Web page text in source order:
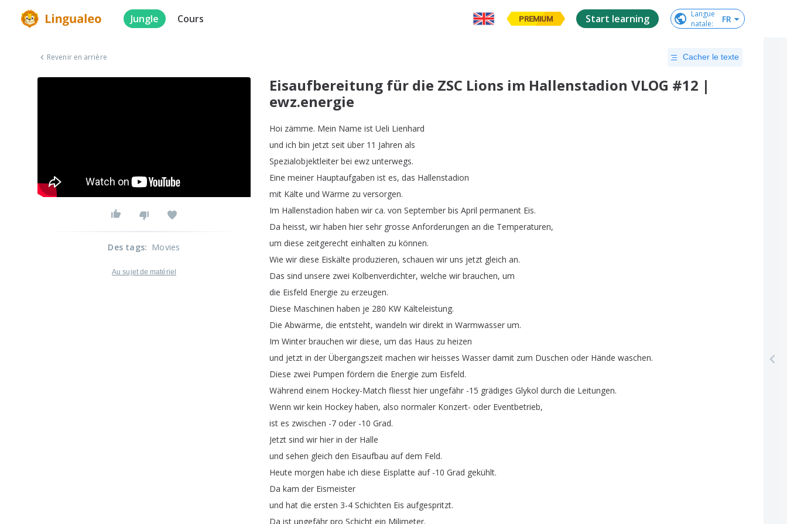
Jungle Cours PREMIUM Start learning
Langue
natale: FR
Revenir en arrière Cacher le texte
Eisaufbereitung für die ZSC Lions im Hallenstadion VLOG #12 |
ewz.energie
Hoi zämme. Mein Name ist Ueli Lienhard
und ich bin jetzt seit über 11 Jahren als
Spezialobjektleiter bei ewz unterwegs.
Eine meiner Hauptaufgaben ist es, das Hallenstadion
mit Kälte und Wärme zu versorgen.
Im Hallenstadion haben wir ca. von September bis April permanent Eis.
Da heisst, wir haben hier sehr grosse Anforderungen an die Temperaturen,
um diese zeitgerecht einhalten zu können.
Wie wir diese Eiskälte produzieren, schauen wir uns jetzt gleich an.
Das sind unsere zwei Kolbenverdichter, welche wir brauchen, um
die Eisfeld Energie zu erzeugen.
Diese Maschinen haben je 280 KW Kälteleistung.
Die Abwärme, die entsteht, wandeln wir direkt in Warmwasser um.
Im Winter brauchen wir diese, um das Haus zu heizen
und jetzt in der Übergangszeit machen wir heisses Wasser damit zum Duschen oder Hände waschen.
Diese zwei Pumpen fördern die Energie zum Eisfeld.
Während einem Hockey-Match fliesst hier ungefähr -15 grädiges Glykol durch die Leitungen.
Wenn wir kein Hockey haben, also normaler Konzert- oder Eventbetrieb,
ist es zwischen -7 oder -10 Grad.
Jetzt sind wir hier in der Halle
und sehen gleich den Eisaufbau auf dem Feld.
Heute morgen habe ich diese Eisplatte auf-10 Grad gekühlt.
Da kam der Eismeister
und hat die ersten 3-4 Schichten Eis aufgespritzt.
Da ist ungefähr pro Schicht ein Milimeter.
Des tags: Movies
Au sujet de matériel